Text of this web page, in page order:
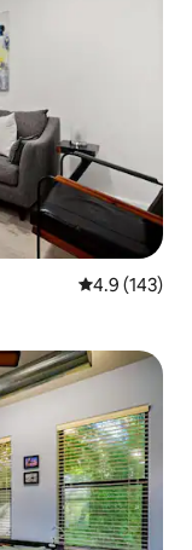
औसत रेटिंग 5 में
4.9 (143)